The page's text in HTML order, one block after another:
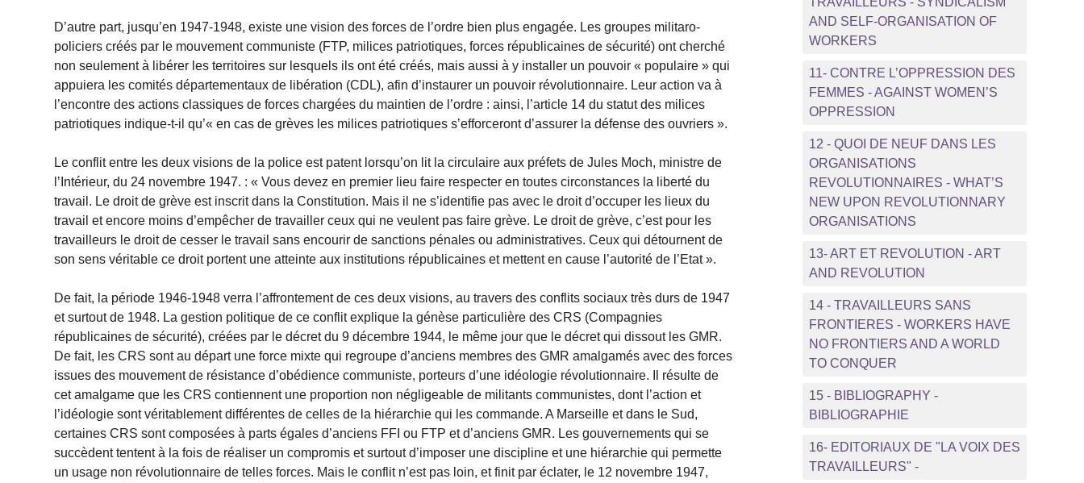
D’autre part, jusqu’en 1947-1948, existe une vision des forces de l’ordre bien plus engagée. Les groupes militaro-
policiers créés par le mouvement communiste (FTP, milices patriotiques, forces républicaines de sécurité) ont cherché
non seulement à libérer les territoires sur lesquels ils ont été créés, mais aussi à y installer un pouvoir « populaire » qui
appuiera les comités départementaux de libération (CDL), afin d’instaurer un pouvoir révolutionnaire. Leur action va à
l’encontre des actions classiques de forces chargées du maintien de l’ordre : ainsi, l’article 14 du statut des milices
patriotiques indique-t-il qu’« en cas de grèves les milices patriotiques s’efforceront d’assurer la défense des ouvriers ».
Le conflit entre les deux visions de la police est patent lorsqu’on lit la circulaire aux préfets de Jules Moch, ministre de
l’Intérieur, du 24 novembre 1947. : « Vous devez en premier lieu faire respecter en toutes circonstances la liberté du
travail. Le droit de grève est inscrit dans la Constitution. Mais il ne s’identifie pas avec le droit d’occuper les lieux du
travail et encore moins d’empêcher de travailler ceux qui ne veulent pas faire grève. Le droit de grève, c’est pour les
travailleurs le droit de cesser le travail sans encourir de sanctions pénales ou administratives. Ceux qui détournent de
son sens véritable ce droit portent une atteinte aux institutions républicaines et mettent en cause l’autorité de l’Etat ».
De fait, la période 1946-1948 verra l’affrontement de ces deux visions, au travers des conflits sociaux très durs de 1947
et surtout de 1948. La gestion politique de ce conflit explique la génèse particulière des CRS (Compagnies
républicaines de sécurité), créées par le décret du 9 décembre 1944, le même jour que le décret qui dissout les GMR.
De fait, les CRS sont au départ une force mixte qui regroupe d’anciens membres des GMR amalgamés avec des forces
issues des mouvement de résistance d’obédience communiste, porteurs d’une idéologie révolutionnaire. Il résulte de
cet amalgame que les CRS contiennent une proportion non négligeable de militants communistes, dont l’action et
l’idéologie sont véritablement différentes de celles de la hiérarchie qui les commande. A Marseille et dans le Sud,
certaines CRS sont composées à parts égales d’anciens FFI ou FTP et d’anciens GMR. Les gouvernements qui se
succèdent tentent à la fois de réaliser un compromis et surtout d’imposer une discipline et une hiérarchie qui permette
un usage non révolutionnaire de telles forces. Mais le conflit n’est pas loin, et finit par éclater, le 12 novembre 1947,
AND SELF-ORGANISATION OF
WORKERS
11- CONTRE L’OPPRESSION DES
FEMMES - AGAINST WOMEN’S
OPPRESSION
12 - QUOI DE NEUF DANS LES
ORGANISATIONS
REVOLUTIONNAIRES - WHAT’S
NEW UPON REVOLUTIONNARY
ORGANISATIONS
13- ART ET REVOLUTION - ART
AND REVOLUTION
14 - TRAVAILLEURS SANS
FRONTIERES - WORKERS HAVE
NO FRONTIERS AND A WORLD
TO CONQUER
15 - BIBLIOGRAPHY -
BIBLIOGRAPHIE
16- EDITORIAUX DE "LA VOIX DES
TRAVAILLEURS" -